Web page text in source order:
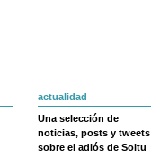
actualidad
Una selección de
noticias, posts y tweets
sobre el adiós de Soitu